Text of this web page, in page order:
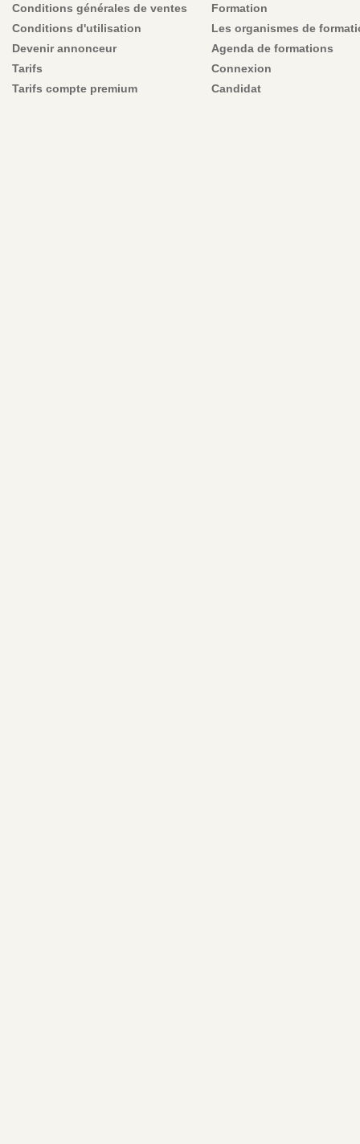
Conditions générales de ventes
Conditions d'utilisation
Devenir annonceur
Tarifs
Tarifs compte premium
Formation
Les organismes de
Agenda de formations
Connexion
Candidat